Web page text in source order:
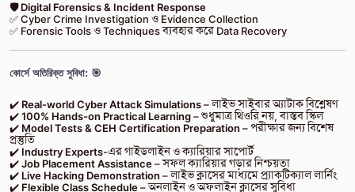
🛡️ Digital Forensics & Incident Response
✅ Cyber Crime Investigation ও Evidence Collection
✅ Forensic Tools ও Techniques ব্যবহার করে Data Recovery
কোর্সে অতিরিক্ত সুবিধা: 🎯
✔️ Real-world Cyber Attack Simulations– লাইভ সাইবার অ্যাটাক বিশ্লেষণ
✔️100% Hands-on Practical Learning– শুধুমাত্র থিওরি নয়, বাস্তব স্কিল
✔️ Model Tests & CEH Certification Preparation – পরীক্ষার জন্য বিশেষ
প্রস্তুতি
✔️ Industry Experts-এর গাইডলাইন ও ক্যারিয়ার সাপোর্ট
✔️Job Placement Assistance– সফল ক্যারিয়ার গড়ার নিশ্চয়তা
✔️ Live Hacking Demonstration – লাইভ ক্লাসের মাধ্যমে প্র্যাকটিক্যাল লার্নিং
✔️ Flexible Class Schedule– অনলাইন ও অফলাইন ক্লাসের সুবিধা